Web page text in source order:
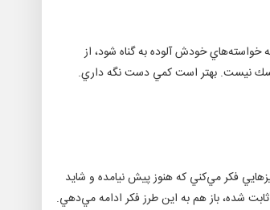
خودش آلوده به گناه شود، از
نيست. بهتر است كمي دست نگه داري.
فكر مي‌كني كه هنوز پيش نيامده و شايد
ثابت شده، باز هم به اين طرز فكر ادامه مي‌دهي.